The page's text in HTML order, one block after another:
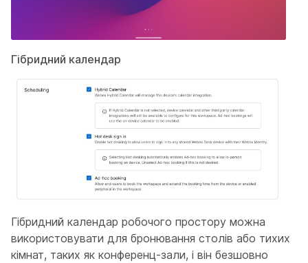
Гібридний календар
Гібридний календар робочого простору можна
використовувати для бронювання столів або тихих
кімнат, таких як конференц-зали, і він безшовно